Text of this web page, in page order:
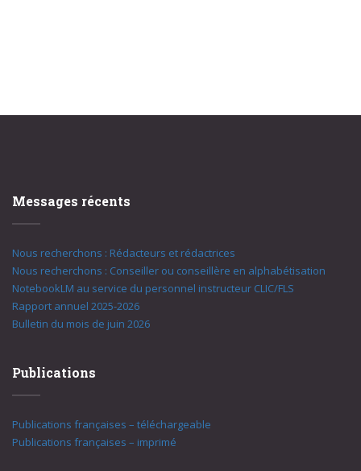
Messages récents
Nous recherchons : Rédacteurs et rédactrices
Nous recherchons : Conseiller ou conseillère en alphabétisation
NotebookLM au service du personnel instructeur CLIC/FLS
Rapport annuel 2025-2026
Bulletin du mois de juin 2026
Publications
Publications françaises – téléchargeable
Publications françaises – imprimé